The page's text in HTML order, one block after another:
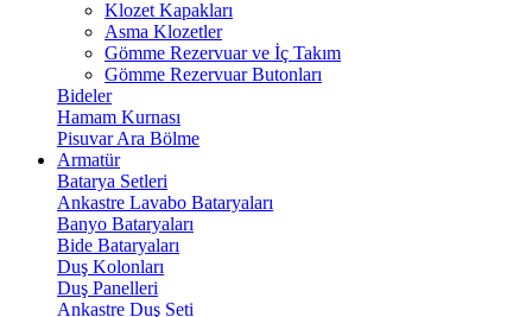
Klozet Kapakları
Asma Klozetler
Gömme Rezervuar ve İç Takım
Gömme Rezervuar Butonları
Bideler
Hamam Kurnası
Pisuvar Ara Bölme
Armatür
Batarya Setleri
Ankastre Lavabo Bataryaları
Banyo Bataryaları
Bide Bataryaları
Duş Kolonları
Duş Panelleri
Ankastre Duş Seti